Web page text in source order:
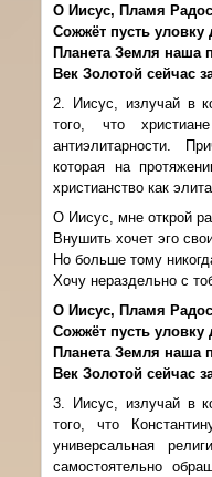
О Иисус, Пламя
Сожжёт пусть уловку
Планета Земля наша
Век Золотой сейчас
2. Иисус, излучай в
того, что
антиэлитарности.
которая на
христианство как
О Иисус, мне открой
Внушить хочет эго
Но больше тому
Хочу нераздельно с
О Иисус, Пламя
Сожжёт пусть уловку
Планета Земля наша
Век Золотой сейчас
3. Иисус, излучай в
того, что
универсальная
самостоятельно